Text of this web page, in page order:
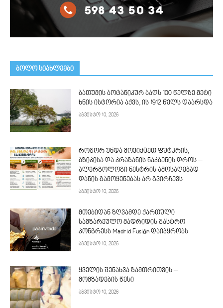
ᲑᲝᲚᲝ ᲡᲘᲐᲮᲚᲔᲔᲑᲘ
ბათუმის ბოტანიკურ ბაღს 100 წელზე მეტი
ხნის ისტორია აქვს, ის 1912 წელს დაარსდა
აგვისტო 10, 2026
როგორ უნდა მოვიქცეთ ფუტკრის,
ბზიკისა და კრაზანის ნაკბენის დროს –
ალერგოლოგი ნესტრის ამოსაღებად
დანის გამოყენებას არ გვირჩევს
აგვისტო 10, 2026
მთებიდან ზღვამდე ქართული
სამზარეულო მადრიდის გასტრო
კონგრესს Madrid Fusión დაიპყრობს
აგვისტო 10, 2026
ყველის შენახვა ზამთრითვის –
მომზადების წესი
აგვისტო 10, 2026